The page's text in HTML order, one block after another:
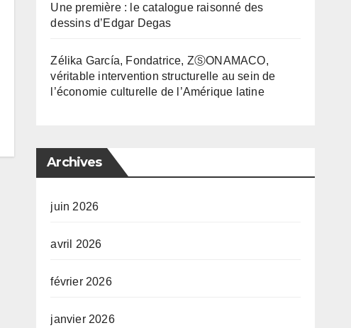
Une première : le catalogue raisonné des
dessins d’Edgar Degas
Zélika García, Fondatrice, ZⓈONAMACO,
véritable intervention structurelle au sein de
l’économie culturelle de l’Amérique latine
Archives
juin 2026
avril 2026
février 2026
janvier 2026